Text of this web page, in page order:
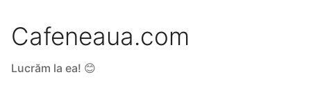
Cafeneaua.com
Lucrăm la ea! 😊